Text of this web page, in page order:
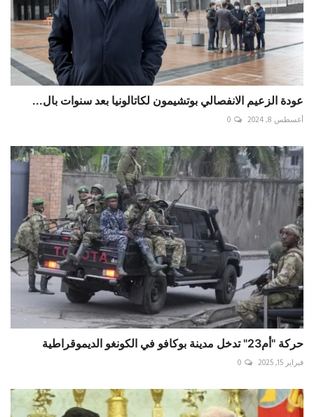
عودة الزعيم الانفصالي بوتشيمون لكاتالونيا بعد سنوات بال...
أغسطس 8, 2024 0
حركة "أم23" تدخل مدينة بوكافو في الكونغو الديموقراطية
فبراير 15, 2025 0